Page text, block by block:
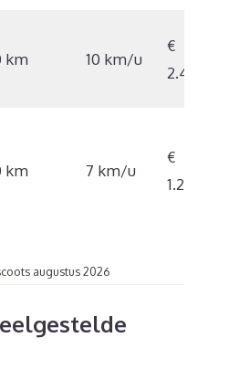
km 10 km/u
€
2.452
km 7 km/u
€
1.298
augustus 2026